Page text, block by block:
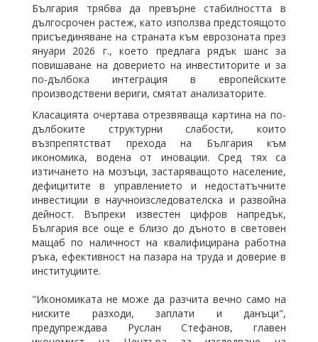
България трябва да превърне стабилността в
дългосрочен растеж, като използва предстоящото
присъединяване на страната към еврозоната през
януари 2026 г., което предлага рядък шанс за
повишаване на доверието на инвеститорите и за
по-дълбока интеграция в европейските
производствени вериги, смятат анализаторите.
Класацията очертава отрезвяваща картина на по-
дълбоките структурни слабости, които
възпрепятстват прехода на България към
икономика, водена от иновации. Сред тях са
изтичането на мозъци, застаряващото население,
дефицитите в управлението и недостатъчните
инвестиции в научноизследователска и развойна
дейност. Въпреки известен цифров напредък,
България все още е близо до дъното в световен
мащаб по наличност на квалифицирана работна
ръка, ефективност на пазара на труда и доверие в
институциите.
"Икономиката не може да разчита вечно само на
ниските разходи, заплати и данъци",
предупреждава Руслан Стефанов, главен